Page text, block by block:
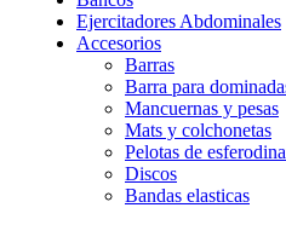
Ejercitadores Abdominales
Accesorios
Barras
Barra para
Mancuernas y pesas
Mats y colchonetas
Pelotas de
Discos
Bandas elasticas